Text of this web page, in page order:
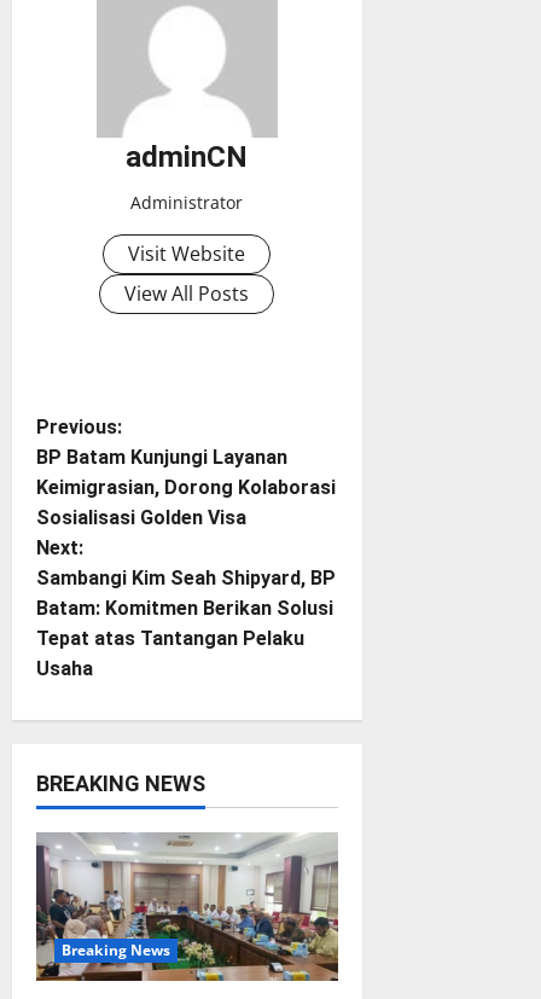
adminCN
Administrator
Visit Website
View All Posts
P
o
s
t
n
a
i
g
a
t
Previous:
BP Batam Kunjungi Layanan
Keimigrasian, Dorong Kolaborasi
Sosialisasi Golden Visa
Next:
Sambangi Kim Seah Shipyard, BP
Batam: Komitmen Berikan Solusi
Tepat atas Tantangan Pelaku
Usaha
BREAKING NEWS
Breaking News